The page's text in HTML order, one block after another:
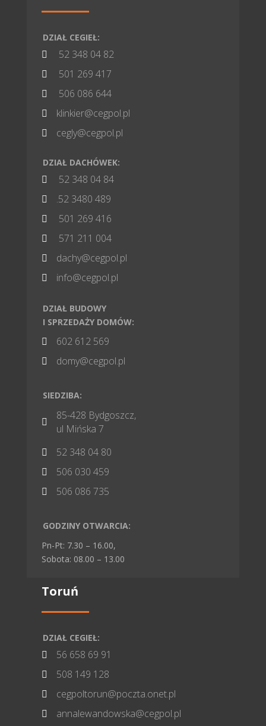
DZIAŁ CEGIEŁ:
 52 348 04 82
 501 269 417
 506 086 644
 klinkier@cegpol.pl
 cegly@cegpol.pl
DZIAŁ DACHÓWEK:
 52 348 04 84
 .52 3480 489
 501 269 416
 571 211 004
 dachy@cegpol.pl
 info@cegpol.pl
DZIAŁ BUDOWY
I SPRZEDAŻY DOMÓW:
 602 612 569
 domy@cegpol.pl
SIEDZIBA:

85-428 Bydgoszcz,
ul Mińska 7
 52 348 04 80
 506 030 459
 506 086 735
GODZINY OTWARCIA:
Pn-Pt: 7.30 – 16.00,
Sobota: 08.00 – 13.00
Toruń
DZIAŁ CEGIEŁ:
 56 658 69 91
 508 149 128
 cegpoltorun@poczta.onet.pl
 annalewandowska@cegpol.pl